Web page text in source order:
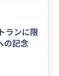
ランに限
の記念